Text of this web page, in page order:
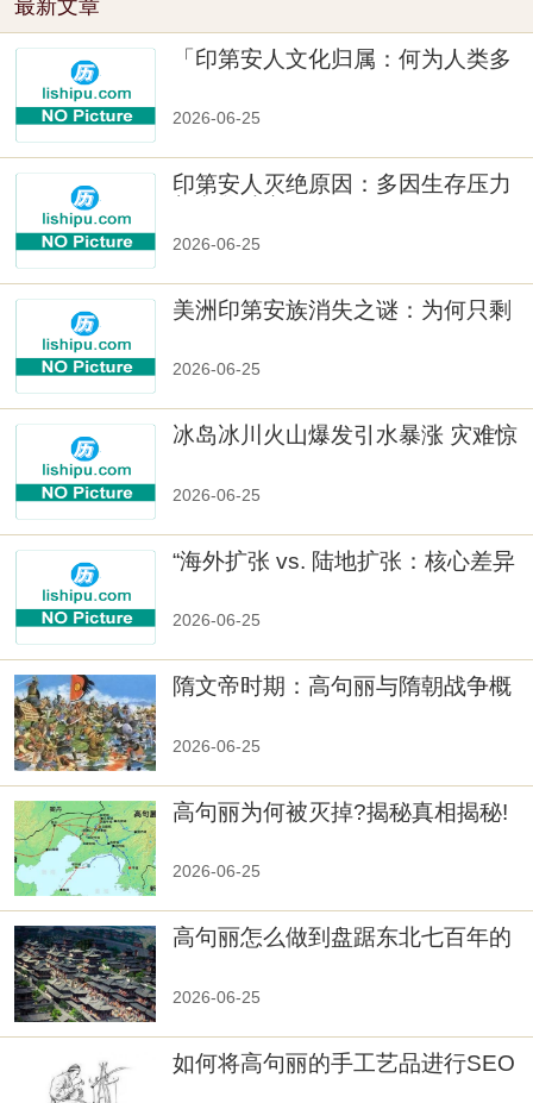
最新文章
「印第安人文化归属：何为人类多
2026-06-25
印第安人灭绝原因：多因生存压力
2026-06-25
美洲印第安族消失之谜：为何只剩
2026-06-25
冰岛冰川火山爆发引水暴涨 灾难惊
2026-06-25
“海外扩张 vs. 陆地扩张：核心差异
2026-06-25
隋文帝时期：高句丽与隋朝战争概
2026-06-25
高句丽为何被灭掉?揭秘真相揭秘!
2026-06-25
高句丽怎么做到盘踞东北七百年的
2026-06-25
如何将高句丽的手工艺品进行SEO